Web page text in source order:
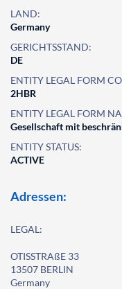
LAND:
Germany
GERICHTSSTAND:
DE
ENTITY LEGAL FORM
2HBR
ENTITY LEGAL FORM
Gesellschaft mit
ENTITY STATUS:
ACTIVE
Adressen:
LEGAL:
OTISSTRAßE 33
13507 BERLIN
Germany